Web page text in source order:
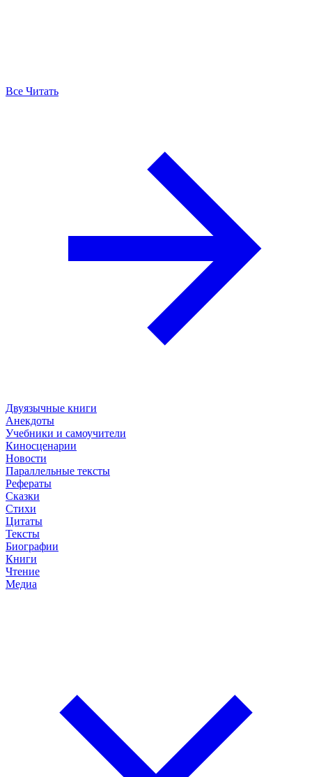
Все Читать
Двуязычные книги
Анекдоты
Учебники и самоучители
Киносценарии
Новости
Параллельные тексты
Рефераты
Сказки
Стихи
Цитаты
Тексты
Биографии
Книги
Чтение
Медиа